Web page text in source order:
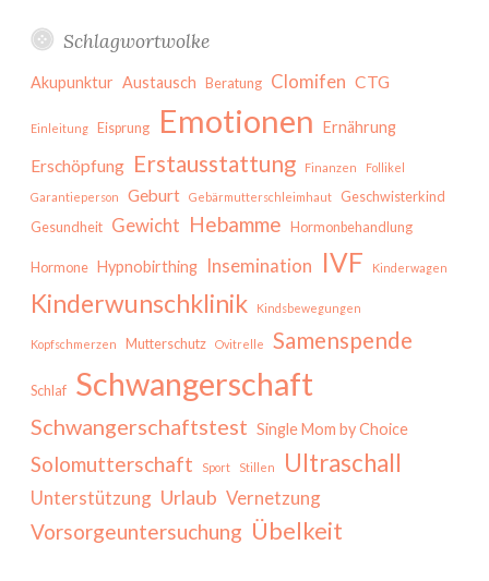
Schlagwortwolke
Akupunktur Austausch Beratung Clomifen CTG
Einleitung Eisprung Emotionen Ernährung
Erschöpfung Erstausstattung Finanzen Follikel
Garantieperson Geburt Gebärmutterschleimhaut
Geschwisterkind
Gesundheit Gewicht Hebamme Hormonbehandlung
Hormone Hypnobirthing Insemination IVF Kinderwagen
Kinderwunschklinik Kindsbewegungen
Kopfschmerzen Mutterschutz Ovitrelle Samenspende
Schlaf Schwangerschaft
Schwangerschaftstest Single Mom by Choice
Solomutterschaft Sport Stillen Ultraschall
Unterstützung Urlaub Vernetzung
Vorsorgeuntersuchung Übelkeit